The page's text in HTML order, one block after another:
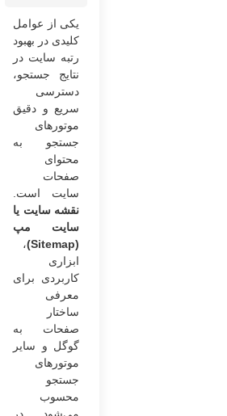
یکی از عوامل
کلیدی در بهبود
رتبه سایت در
نتایج جستجو،
دسترسی
سریع و دقیق
موتورهای
جستجو به
محتوای
صفحات
سایت است.
نقشه سایت یا
سایت مپ
(
Sitemap
)،
ابزاری
کاربردی برای
معرفی
ساختار
صفحات به
گوگل و سایر
موتورهای
جستجو
محسوب